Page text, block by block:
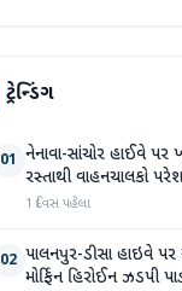
ટ્રેન્ડિંગ
01 નેનાવા-સાંચોર હાઈવે પર
રસ્તાથી વાહનચાલકો
1 દિવસ પહેલા
02 પાલનપુર-ડીસા હાઇવે
મોર્ફિન હિરોઈન ઝડપી